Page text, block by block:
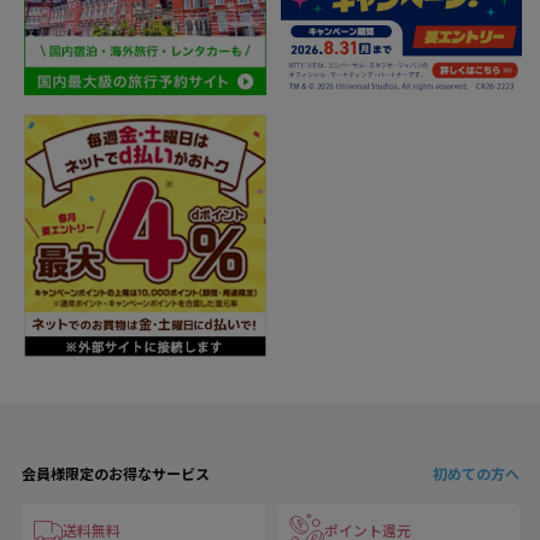
会員様限定のお得なサービス 初めての方へ
送料無料 ポイント還元